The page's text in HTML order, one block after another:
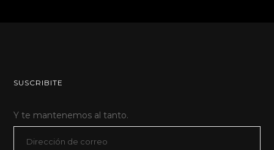
SUSCRIBITE
Y te mantenemos al tanto.
Dirección